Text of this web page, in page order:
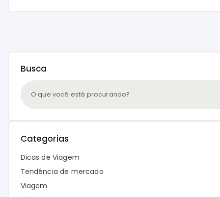
Busca
Categorias
Dicas de Viagem
Tendência de mercado
Viagem